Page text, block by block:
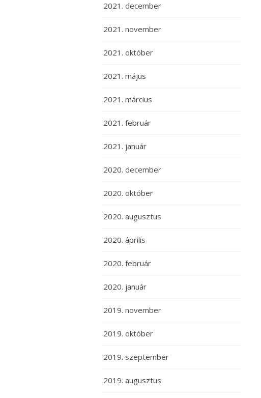
2021. december
2021. november
2021. október
2021. május
2021. március
2021. február
2021. január
2020. december
2020. október
2020. augusztus
2020. április
2020. február
2020. január
2019. november
2019. október
2019. szeptember
2019. augusztus